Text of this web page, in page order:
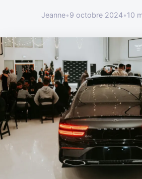
Jeanne•9 octobre 2024•10